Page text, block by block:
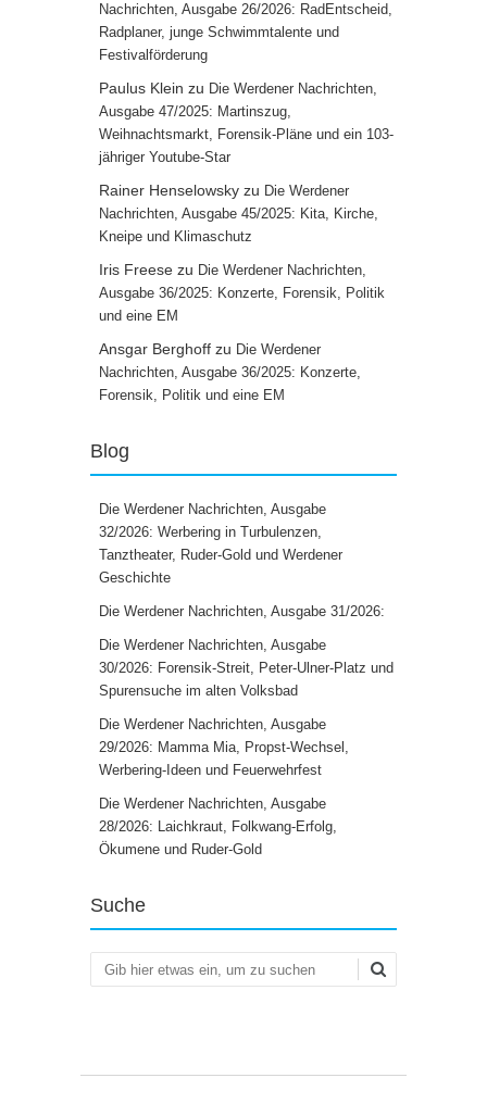
Nachrichten, Ausgabe 26/2026: RadEntscheid,
Radplaner, junge Schwimmtalente und
Festivalförderung
Paulus Klein zu Die Werdener Nachrichten,
Ausgabe 47/2025: Martinszug,
Weihnachtsmarkt, Forensik-Pläne und ein 103-
jähriger Youtube-Star
Rainer Henselowsky zu Die Werdener
Nachrichten, Ausgabe 45/2025: Kita, Kirche,
Kneipe und Klimaschutz
Iris Freese zu Die Werdener Nachrichten,
Ausgabe 36/2025: Konzerte, Forensik, Politik
und eine EM
Ansgar Berghoff zu Die Werdener
Nachrichten, Ausgabe 36/2025: Konzerte,
Forensik, Politik und eine EM
Blog
Die Werdener Nachrichten, Ausgabe
32/2026: Werbering in Turbulenzen,
Tanztheater, Ruder-Gold und Werdener
Geschichte
Die Werdener Nachrichten, Ausgabe 31/2026:
Die Werdener Nachrichten, Ausgabe
30/2026: Forensik-Streit, Peter-Ulner-Platz und
Spurensuche im alten Volksbad
Die Werdener Nachrichten, Ausgabe
29/2026: Mamma Mia, Propst-Wechsel,
Werbering-Ideen und Feuerwehrfest
Die Werdener Nachrichten, Ausgabe
28/2026: Laichkraut, Folkwang-Erfolg,
Ökumene und Ruder-Gold
Suche
Suchen